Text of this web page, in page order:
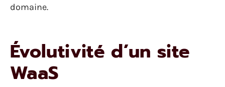
domaine.
Évolutivité d’un site
WaaS